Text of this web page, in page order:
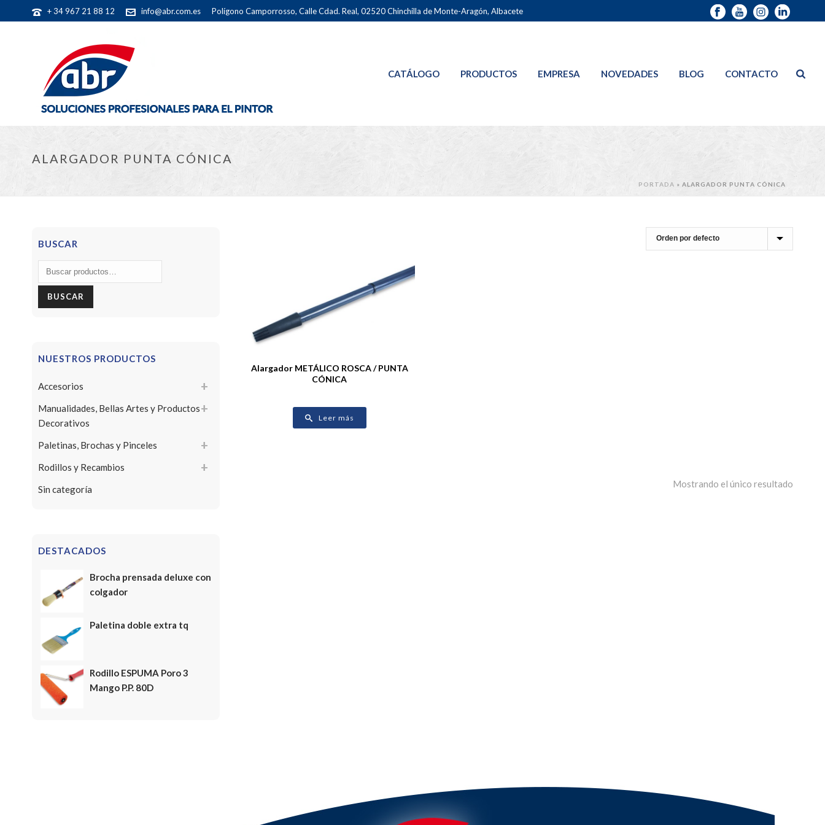
+ 34 967 21 88 12 info@abr.com.es Polígono Camporrosso, Calle Cdad. Real, 02520 Chinchilla de Monte-Aragón, Albacete
CATÁLOGO PRODUCTOS EMPRESA NOVEDADES BLOG CONTACTO
ALARGADOR PUNTA CÓNICA
PORTADA » ALARGADOR PUNTA CÓNICA
Alargador METÁLICO ROSCA / PUNTA
CÓNICA
Leer más
Mostrando el único resultado
BUSCAR
Buscar
por:
BUSCAR
NUESTROS PRODUCTOS
Accesorios
Manualidades, Bellas Artes y Productos
Decorativos
Paletinas, Brochas y Pinceles
Rodillos y Recambios
Sin categoría
DESTACADOS
Brocha prensada deluxe con
colgador
Paletina doble extra tq
Rodillo ESPUMA Poro 3
Mango P.P. 80D